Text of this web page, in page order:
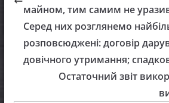
майном, тим самим не
Серед них розглянемо
розповсюджені: договір
довічного утримання;
Остаточний звіт